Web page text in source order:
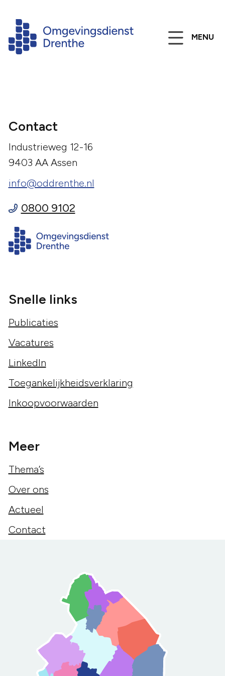
MENU
Contact
Industrieweg 12-16
9403 AA Assen
info@oddrenthe.nl
0800 9102
Snelle links
Publicaties
Vacatures
LinkedIn
Toegankelijkheidsverklaring
Inkoopvoorwaarden
Meer
Thema’s
Over ons
Actueel
Contact